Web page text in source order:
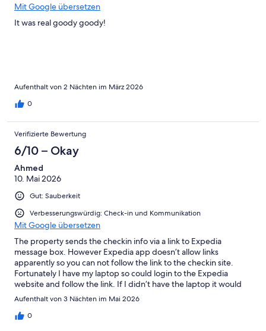
Mit Google übersetzen
It was real goody goody!
Aufenthalt von 2 Nächten im März 2026
0
Verifizierte Bewertung
6/10 – Okay
Ahmed
10. Mai 2026
Gut: Sauberkeit
Verbesserungswürdig: Check-in und Kommunikation
Mit Google übersetzen
The property sends the checkin info via a link to Expedia
message box. However Expedia app doesn’t allow links
apparently so you can not follow the link to the checkin site.
Fortunately I have my laptop so could login to the Expedia
website and follow the link. If I didn’t have the laptop it would
have been very hard to do the checkin. There is nobody at the
based on the code that is supposed to be sent you after
Aufenthalt von 3 Nächten im Mai 2026
0